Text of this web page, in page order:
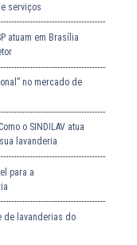
serviços
atuam em Brasília
no mercado de
o SINDILAV atua
lavanderia
para a
de lavanderias do